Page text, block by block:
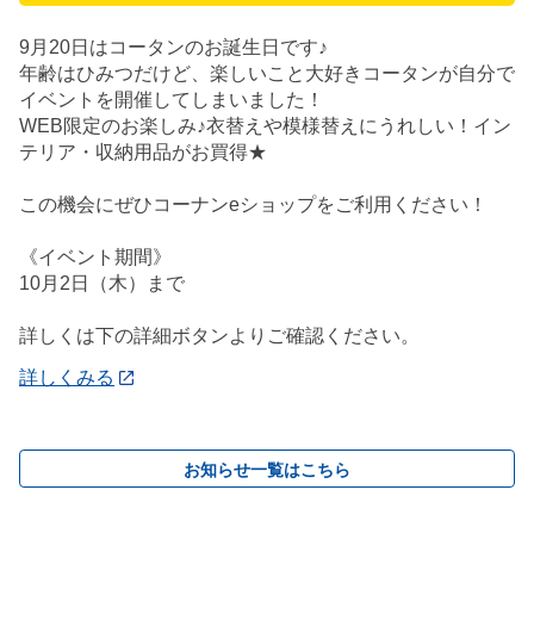
9月20日はコータンのお誕生日です♪
年齢はひみつだけど、楽しいこと大好きコータンが自分で
イベントを開催してしまいました！
WEB限定のお楽しみ♪衣替えや模様替えにうれしい！イン
テリア・収納用品がお買得★
この機会にぜひコーナンeショップをご利用ください！
《イベント期間》
10月2日（木）まで
詳しくは下の詳細ボタンよりご確認ください。
詳しくみる
お知らせ一覧はこちら